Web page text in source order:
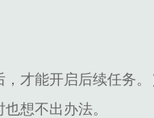
才能开启后续任务。
想不出办法。